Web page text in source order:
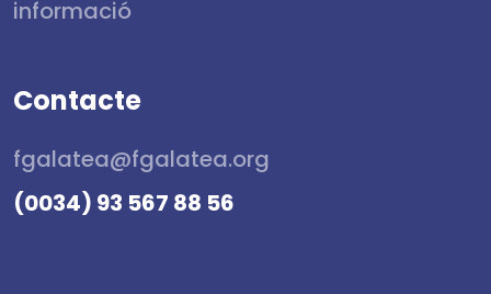
Contacte
fgalatea@fgalatea.org
(0034) 93 567 88 56